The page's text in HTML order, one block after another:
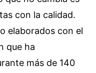
con la calidad.
elaborados con el
que ha
más de 140